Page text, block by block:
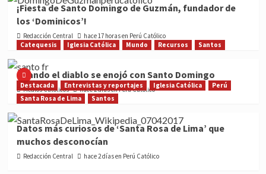
¡Fiesta de Santo Domingo de Guzmán, fundador de
los ‘Dominicos’!
Redacción Central
hace 17 horas en Perú Católico
Catequesis
Iglesia Católica Mundo Recursos Santos
Cuando el diablo se enojó con Santo Domingo
Medios Católicos hace 2 días en Perú Católico
Destacada Entrevistas y reportajes Iglesia Católica
Perú
Santa Rosa de Lima
Santos
Datos más curiosos de ‘Santa Rosa de Lima’ que
muchos desconocían
Redacción Central hace 2 días en Perú Católico